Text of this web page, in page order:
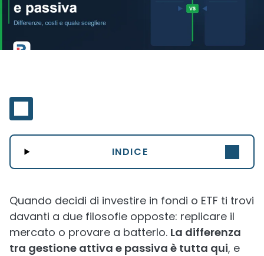
INDICE
Quando decidi di investire in fondi o ETF ti trovi
davanti a due filosofie opposte: replicare il
mercato o provare a batterlo. La differenza
tra gestione attiva e passiva è tutta qui, e